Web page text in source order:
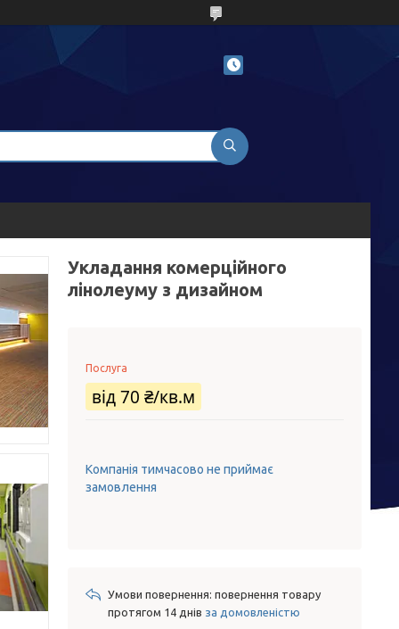
Укладання комерційного
лінолеуму з дизайном
Послуга
від70 ₴/кв.м
Компанія тимчасово не приймає
замовлення
повернення товару
протягом 14 днів за домовленістю